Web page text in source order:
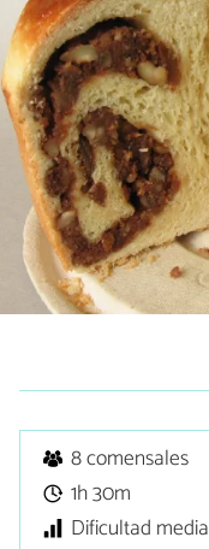
8 comensales
1h 30m
Dificultad media